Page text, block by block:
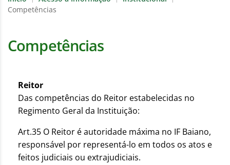
Competências
Competências
Reitor
Das competências do Reitor estabelecidas no
Regimento Geral da Instituição:
Art.35 O Reitor é autoridade máxima no IF Baiano,
responsável por representá-lo em todos os atos e
feitos judiciais ou extrajudiciais.